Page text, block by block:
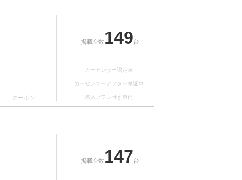
クーポン
掲載台数 149台
カーセンサー認定車
カーセンサーアフター保証車
購入プラン付き車両
掲載台数 147台